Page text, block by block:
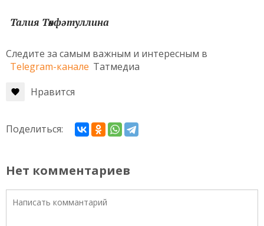
Талия Төхфәтуллина
Следите за самым важным и интересным в
Telegram-канале Татмедиа
Нравится
Поделиться:
Нет комментариев